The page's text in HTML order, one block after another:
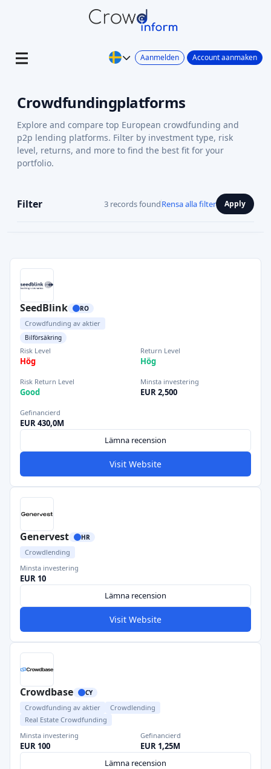
Aanmelden Account aanmaken
Crowdfundingplatforms
Explore and compare top European crowdfunding and
p2p lending platforms. Filter by investment type, risk
level, returns, and more to find the best fit for your
portfolio.
Filter 3 records foundRensa alla filter Apply
SeedBlink RO
Crowdfunding av aktier
Bilförsäkring
Risk Level
Hög
Return Level
Hög
Risk Return Level
Good
Minsta investering
EUR 2,500
Gefinancierd
EUR 430,0M
Lämna recension
Visit Website
Genervest HR
Crowdlending
Minsta investering
EUR 10
Lämna recension
Visit Website
Crowdbase CY
Crowdfunding av aktier
Crowdlending
Real Estate Crowdfunding
Minsta investering
EUR 100
Gefinancierd
EUR 1,25M
Lämna recension